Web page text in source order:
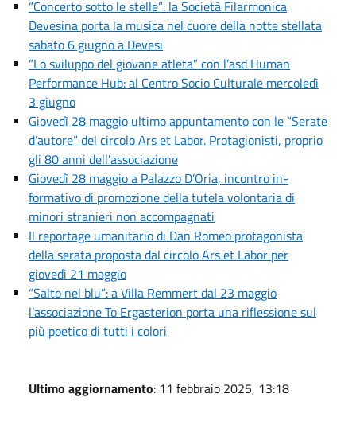
“Concerto sotto le stelle”: la Società Filarmonica
Devesina porta la musica nel cuore della notte stellata
sabato 6 giugno a Devesi
“Lo sviluppo del giovane atleta” con l’asd Human
Performance Hub: al Centro Socio Culturale mercoledì
3 giugno
Giovedì 28 maggio ultimo appuntamento con le “Serate
d’autore” del circolo Ars et Labor. Protagionisti, proprio
gli 80 anni dell’associazione
Giovedì 28 maggio a Palazzo D’Oria, incontro in-
formativo di promozione della tutela volontaria di
minori stranieri non accompagnati
Il reportage umanitario di Dan Romeo protagonista
della serata proposta dal circolo Ars et Labor per
giovedì 21 maggio
“Salto nel blu”: a Villa Remmert dal 23 maggio
l’associazione To Ergasterion porta una riflessione sul
più poetico di tutti i colori
Ultimo aggiornamento: 11 febbraio 2025, 13:18